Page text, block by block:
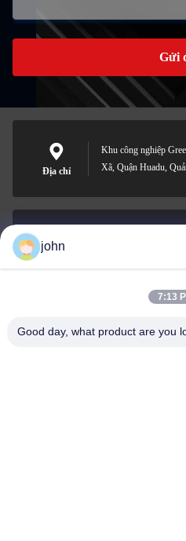
Gửi
Địa chỉ
Khu công nghiệp
Xã, Quận Huadu,
0086-153-7406-
john
7:13
Good day, what product are you